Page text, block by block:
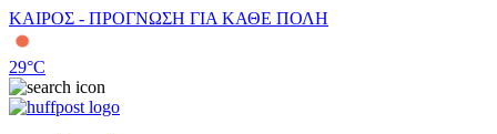
ΚΑΙΡΟΣ - ΠΡΟΓΝΩΣΗ ΓΙΑ ΚΑΘΕ ΠΟΛΗ
29°C